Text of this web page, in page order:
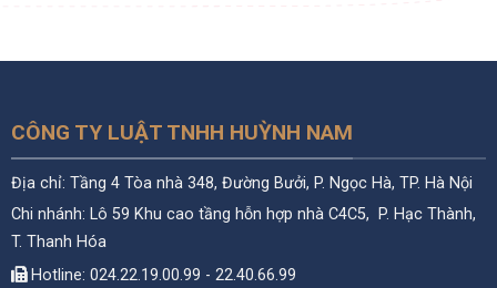
CÔNG TY LUẬT TNHH HUỲNH NAM
Địa chỉ: Tầng 4 Tòa nhà 348, Đường Bưởi, P. Ngọc Hà, TP. Hà Nội
Chi nhánh: Lô 59 Khu cao tầng hỗn hợp nhà C4C5, P. Hạc Thành,
T. Thanh Hóa
Hotline: 024.22.19.00.99 - 22.40.66.99